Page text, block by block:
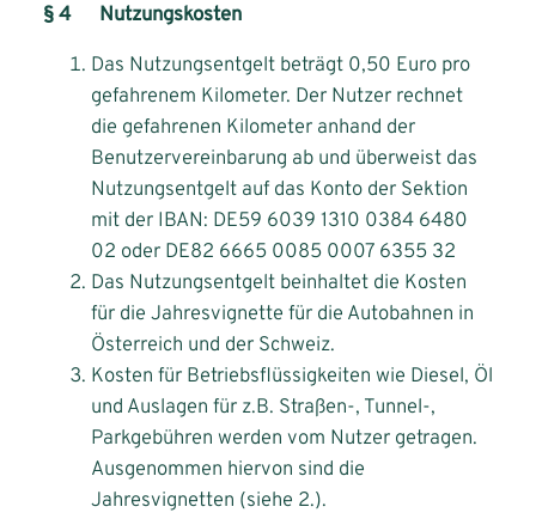
§ 4 Nutzungskosten
Das Nutzungsentgelt beträgt 0,50 Euro pro
gefahrenem Kilometer. Der Nutzer rechnet
die gefahrenen Kilometer anhand der
Benutzervereinbarung ab und überweist das
Nutzungsentgelt auf das Konto der Sektion
mit der IBAN: DE59 6039 1310 0384 6480
02 oder DE82 6665 0085 0007 6355 32
Das Nutzungsentgelt beinhaltet die Kosten
für die Jahresvignette für die Autobahnen in
Österreich und der Schweiz.
Kosten für Betriebsflüssigkeiten wie Diesel, Öl
und Auslagen für z.B. Straßen-, Tunnel-,
Parkgebühren werden vom Nutzer getragen.
Ausgenommen hiervon sind die
Jahresvignetten (siehe 2.).